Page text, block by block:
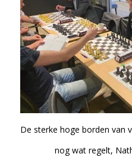
De sterke hoge borden van
nog wat regelt,